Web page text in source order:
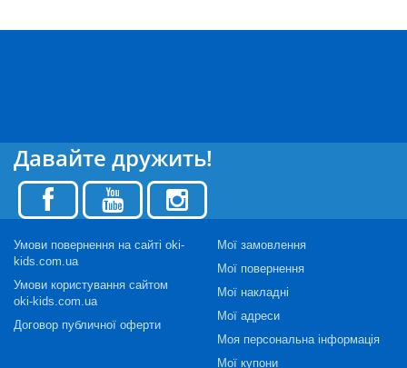
Давайте дружить!
Умови повернення на сайті oki-
kids.com.ua
Умови користування сайтом
oki-kids.com.ua
Договор публичної оферти
Мої замовлення
Мої повернення
Мої накладні
Мої адреси
Моя персональна інформація
Мої купони